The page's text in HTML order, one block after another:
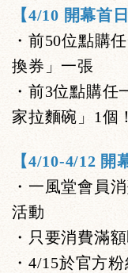
【4/10 開幕首
・前50位點購
換券」一張
・前3位點購
家拉麵碗」1個！
【4/10-4/12 開
・一風堂會員
活動
・只要消費滿
・4/15於官方